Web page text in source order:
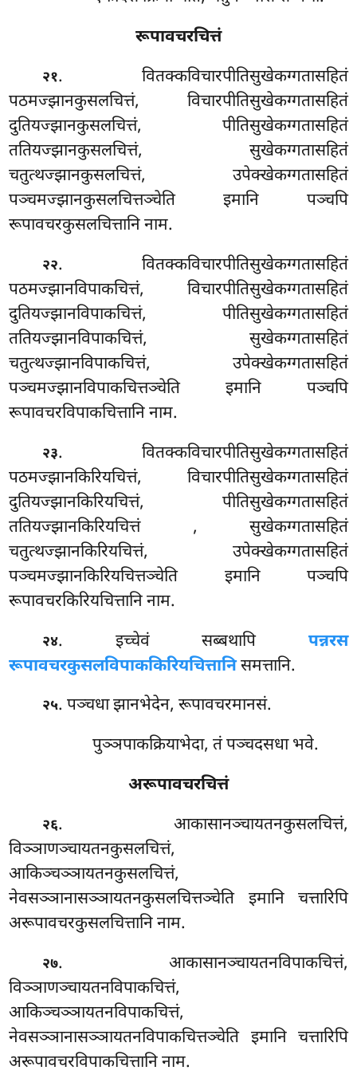
रूपावचरचित्तं
२१. वितक्कविचारपीतिसुखेकग्गतासहितं
पठमज्झानकुसलचित्तं, विचारपीतिसुखेकग्गतासहितं
दुतियज्झानकुसलचित्तं, पीतिसुखेकग्गतासहितं
ततियज्झानकुसलचित्तं, सुखेकग्गतासहितं
चतुत्थज्झानकुसलचित्तं, उपेक्खेकग्गतासहितं
पञ्चमज्झानकुसलचित्तञ्चेति इमानि पञ्चपि
रूपावचरकुसलचित्तानि नाम.
२२. वितक्कविचारपीतिसुखेकग्गतासहितं
पठमज्झानविपाकचित्तं, विचारपीतिसुखेकग्गतासहितं
दुतियज्झानविपाकचित्तं, पीतिसुखेकग्गतासहितं
ततियज्झानविपाकचित्तं, सुखेकग्गतासहितं
चतुत्थज्झानविपाकचित्तं, उपेक्खेकग्गतासहितं
पञ्चमज्झानविपाकचित्तञ्चेति इमानि पञ्चपि
रूपावचरविपाकचित्तानि नाम.
२३. वितक्कविचारपीतिसुखेकग्गतासहितं
पठमज्झानकिरियचित्तं, विचारपीतिसुखेकग्गतासहितं
दुतियज्झानकिरियचित्तं, पीतिसुखेकग्गतासहितं
ततियज्झानकिरियचित्तं , सुखेकग्गतासहितं
चतुत्थज्झानकिरियचित्तं, उपेक्खेकग्गतासहितं
पञ्चमज्झानकिरियचित्तञ्चेति इमानि पञ्चपि
रूपावचरकिरियचित्तानि नाम.
२४. इच्चेवं सब्बथापि पन्नरस
रूपावचरकुसलविपाककिरियचित्तानिसमत्तानि.
२५. पञ्चधा झानभेदेन, रूपावचरमानसं.
पुञ्ञपाकक्रियाभेदा, तं पञ्चदसधा भवे.
अरूपावचरचित्तं
२६. आकासानञ्चायतनकुसलचित्तं,
विञ्ञाणञ्चायतनकुसलचित्तं,
आकिञ्चञ्ञायतनकुसलचित्तं,
नेवसञ्ञानासञ्ञायतनकुसलचित्तञ्चेति इमानि चत्तारिपि
अरूपावचरकुसलचित्तानि नाम.
२७. आकासानञ्चायतनविपाकचित्तं,
विञ्ञाणञ्चायतनविपाकचित्तं,
आकिञ्चञ्ञायतनविपाकचित्तं,
नेवसञ्ञानासञ्ञायतनविपाकचित्तञ्चेति इमानि चत्तारिपि
अरूपावचरविपाकचित्तानि नाम.